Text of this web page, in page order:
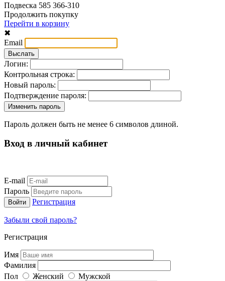
Подвеска 585 366-310
Продолжить покупку
Перейти в корзину
✖
Email
Логин:
Контрольная строка:
Новый пароль:
Подтверждение пароля:
Пароль должен быть не менее 6 символов длиной.
Вход в личный кабинет
E-mail
Пароль
Регистрация
Забыли свой пароль?
Регистрация
Имя
Фамилия
Пол
Женский
Мужской